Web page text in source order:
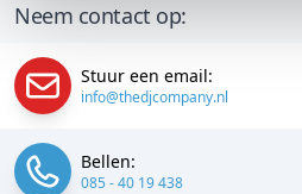
Neem contact op:
Stuur een email:
info@thedjcompany.nl
Bellen:
085 - 40 19 438